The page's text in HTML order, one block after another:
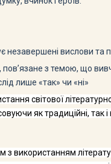
незавершені вислови
з темою, що
лише «так» чи «ні»
світової
як тра­диційні,
з використанням